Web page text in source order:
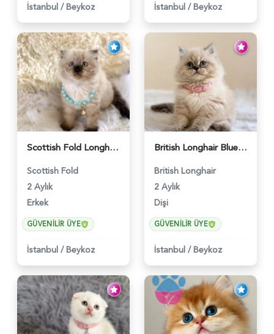
İstanbul / Beykoz İstanbul / Beykoz
Scottish Fold Longhair Çikolata Erkek Yavrumuz - 6119
Scottish Fold
2 Aylık
Erkek
GÜVENILIR ÜYE
İstanbul / Beykoz
British Longhair Blue Point Afrodit Yuva Arıyor - 6118
British Longhair
2 Aylık
Dişi
GÜVENILIR ÜYE
İstanbul / Beykoz